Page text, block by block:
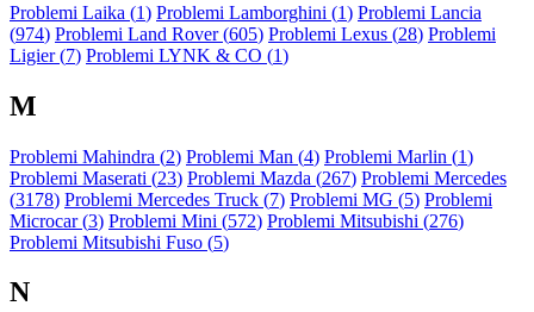
Problemi Laika (1) Problemi Lamborghini (1) Problemi Lancia
(974) Problemi Land Rover (605) Problemi Lexus (28) Problemi
Ligier (7) Problemi LYNK & CO (1)
M
Problemi Mahindra (2) Problemi Man (4) Problemi Marlin (1)
Problemi Maserati (23) Problemi Mazda (267) Problemi Mercedes
(3178) Problemi Mercedes Truck (7) Problemi MG (5) Problemi
Microcar (3) Problemi Mini (572) Problemi Mitsubishi (276)
Problemi Mitsubishi Fuso (5)
N